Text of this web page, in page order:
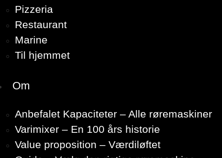
Pizzeria
Restaurant
Marine
Til hjemmet
Om
Anbefalet Kapaciteter – Alle røremaskiner
Varimixer – En 100 års historie
Value proposition – Værdiløftet